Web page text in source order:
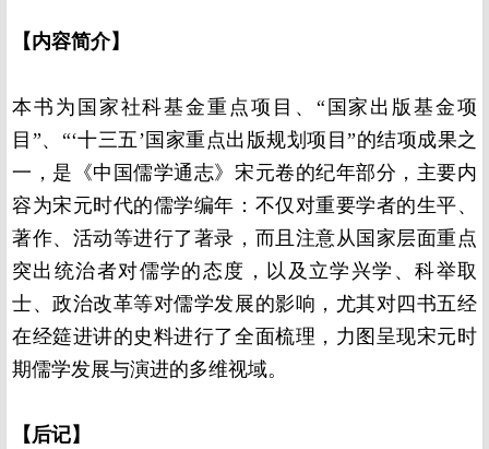
【内容简介】
本书为国家社科基金重点项目、“国家出版基金项
目”、“‘十三五’国家重点出版规划项目”的结项成果之
一，是《中国儒学通志》宋元卷的纪年部分，主要内
容为宋元时代的儒学编年：不仅对重要学者的生平、
著作、活动等进行了著录，而且注意从国家层面重点
突出统治者对儒学的态度，以及立学兴学、科举取
士、政治改革等对儒学发展的影响，尤其对四书五经
在经筵进讲的史料进行了全面梳理，力图呈现宋元时
期儒学发展与演进的多维视域。
【后记】